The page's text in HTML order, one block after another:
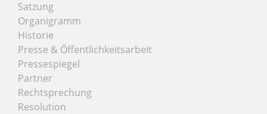
Satzung
Organigramm
Historie
Presse & Öffentlichkeitsarbeit
Pressespiegel
Partner
Rechtsprechung
Resolution